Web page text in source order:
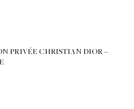
PRIVÉE CHRISTIAN DIOR –